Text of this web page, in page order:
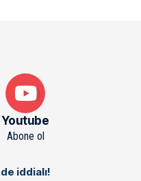
Youtube
Abone ol
iddialı!